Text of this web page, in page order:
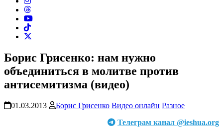
Борис Грисенко: нам нужно
объединиться в молитве против
антисемитизма (видео)
01.03.2013 Борис Грисенко Видео онлайн Разное
Телеграм канал @ieshua.org